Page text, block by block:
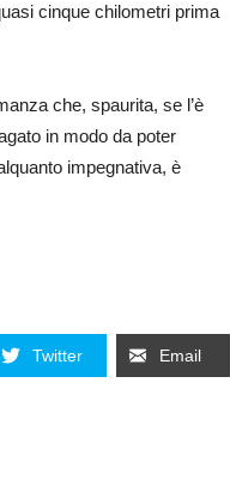
cinque chilometri prima
che, spaurita, se l’è
in modo da poter
impegnativa, è
Twitter Email